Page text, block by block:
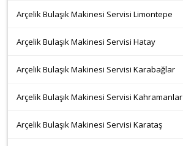
Arçelik Bulaşık Makinesi Servisi Limontepe
Arçelik Bulaşık Makinesi Servisi Hatay
Arçelik Bulaşık Makinesi Servisi Karabağlar
Arçelik Bulaşık Makinesi Servisi Kahramanlar
Arçelik Bulaşık Makinesi Servisi Karataş